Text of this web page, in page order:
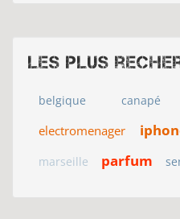
Les plus
belgique canapé
electromenager
marseille parfum